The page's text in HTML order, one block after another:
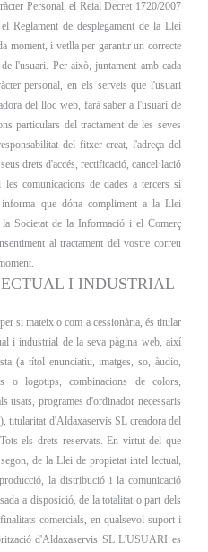
Personal, el Reial Decret 1720/2007
Reglament de desplegament de la Llei
moment, i vetlla per garantir un correcte
l'usuari. Per això, juntament amb cada
personal, en els serveis que l'usuari
del lloc web, farà saber a l'usuari de
particulars del tractament de les seves
del fitxer creat, l'adreça del
drets d'accés, rectificació, cancel·lació
comunicacions de dades a tercers si
que dóna compliment a la Llei
Societat de la Informació i el Comerç
al tractament del vostre correu
I INDUSTRIAL
si mateix o com a cessionària, és titular
i industrial de la seva pàgina web, així
(a títol enunciatiu, imatges, so, àudio,
o logotips, combinacions de colors,
usats, programes d'ordinador necessaris
titularitat d'Aldaxaservis SL creadora del
els drets reservats. En virtut del que
de la Llei de propietat intel·lectual,
la distribució i la comunicació
a disposició, de la totalitat o part dels
comercials, en qualsevol suport i
d'Aldaxaservis SL L'USUARI es